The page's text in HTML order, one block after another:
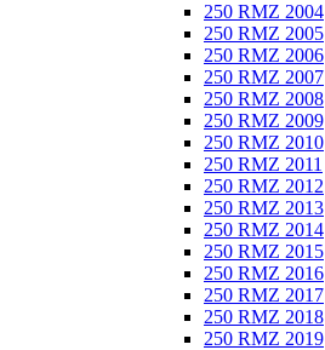
250 RMZ 2004
250 RMZ 2005
250 RMZ 2006
250 RMZ 2007
250 RMZ 2008
250 RMZ 2009
250 RMZ 2010
250 RMZ 2011
250 RMZ 2012
250 RMZ 2013
250 RMZ 2014
250 RMZ 2015
250 RMZ 2016
250 RMZ 2017
250 RMZ 2018
250 RMZ 2019